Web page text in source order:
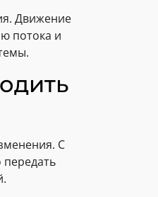
Движение
потока и
С